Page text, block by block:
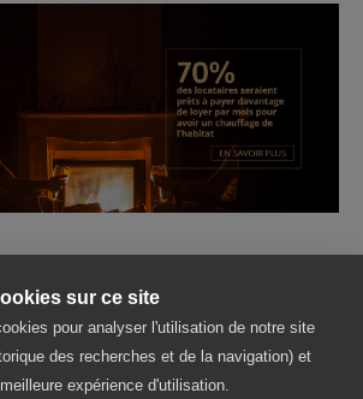
sur ce site
pour analyser l'utilisation de notre site
des recherches et de la navigation) et
expérience d'utilisation.
Plattenbeläge und
Abgassysteme
Froburgstrasse 266